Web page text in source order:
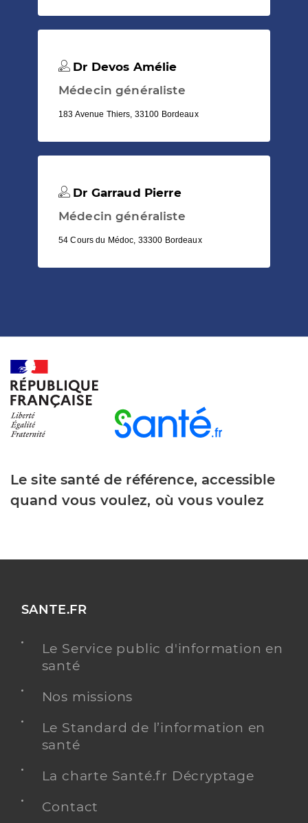
Dr Devos Amélie
Médecin généraliste
183 Avenue Thiers, 33100 Bordeaux
Dr Garraud Pierre
Médecin généraliste
54 Cours du Médoc, 33300 Bordeaux
Le site santé de référence, accessible
quand vous voulez, où vous voulez
SANTE.FR
Le Service public d'information en
santé
Nos missions
Le Standard de l’information en
santé
La charte Santé.fr Décryptage
Contact